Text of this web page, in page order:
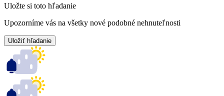
Uložte si toto hľadanie
Upozorníme vás na všetky nové podobné nehnuteľnosti
Uložiť hľadanie